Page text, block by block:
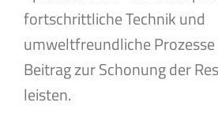
fortschrittliche Technik und
umweltfreundliche
Beitrag zur Schonung der
leisten.